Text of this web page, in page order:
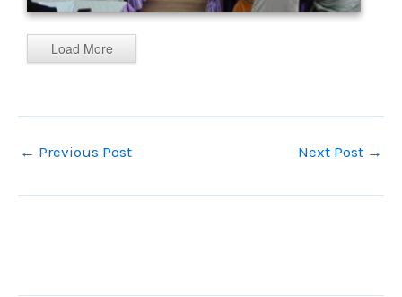
Load More
← Previous Post Next Post →